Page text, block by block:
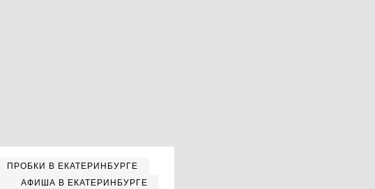
ПРОБКИ В ЕКАТЕРИНБУРГЕ
АФИША В ЕКАТЕРИНБУРГЕ